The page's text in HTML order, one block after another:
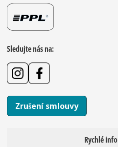
Sledujte nás na:
Zrušení smlouvy
Rychlé info